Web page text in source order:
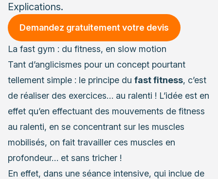
Explications.
Demandez gratuitement votre devis
La fast gym : du fitness, en slow motion
Tant d’anglicismes pour un concept pourtant
tellement simple : le principe du fast fitness, c’est
de réaliser des exercices… au ralenti ! L’idée est en
effet qu’en effectuant des mouvements de fitness
au ralenti, en se concentrant sur les muscles
mobilisés, on fait travailler ces muscles en
profondeur… et sans tricher !
En effet, dans une séance intensive, qui inclue de